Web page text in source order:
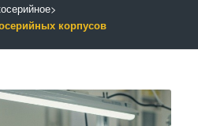
>
корпусов